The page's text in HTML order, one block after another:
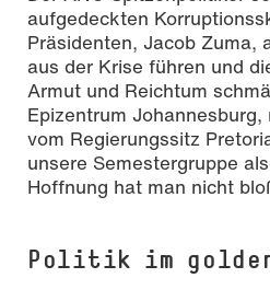
aufgedeckten
Präsidenten, Jacob Zuma,
aus der Krise führen und
Armut und Reichtum
Epizentrum
vom Regierungssitz
unsere Semestergruppe
Hoffnung hat man nicht
Politik im